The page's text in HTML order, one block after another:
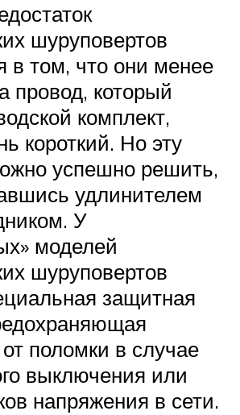
шуруповертов
в том, что они менее
провод, который
комплект,
короткий. Но эту
успешно решить,
удлинителем
У
моделей
шуруповертов
защитная
поломки в случае
выключения или
напряжения в сети.